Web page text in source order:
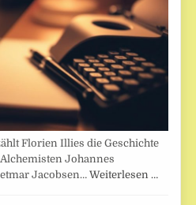
Florien Illies die Geschichte
Johannes
Jacobsen…Weiterlesen …